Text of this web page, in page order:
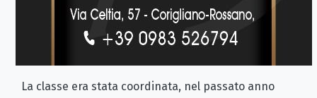
La classe era stata coordinata, nel passato anno